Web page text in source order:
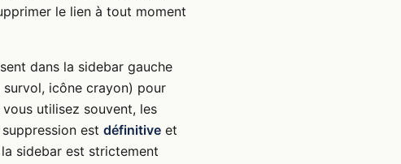
le lien à tout moment
dans la sidebar gauche
icône crayon) pour
utilisez souvent, les
est définitive et
sidebar est strictement